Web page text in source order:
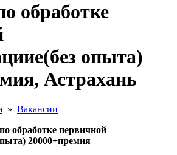
обработке
опыта)
Астрахань
» Вакансии
обработке первичной
20000+премия